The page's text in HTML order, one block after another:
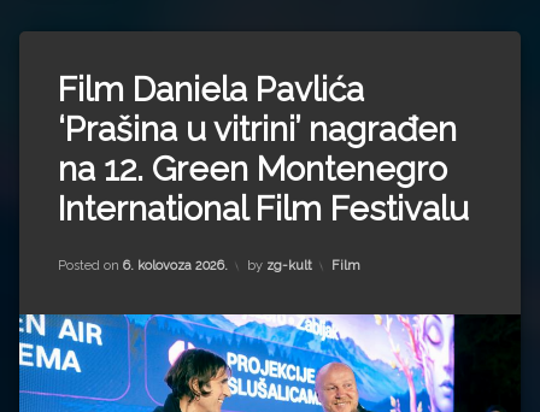
Matea Andrić
Ljiljana Lekanić-Kljaić
Miroslav Šantek
Film Daniela Pavlića
‘Prašina u vitrini’ nagrađen
na 12. Green Montenegro
International Film Festivalu
Posted on 6. kolovoza 2026. by zg-kult Kategorije:
Film
komentar
on
Film
Daniela
Pavlića
‘Prašina
na
Green
Montenegro
International
Festivalu